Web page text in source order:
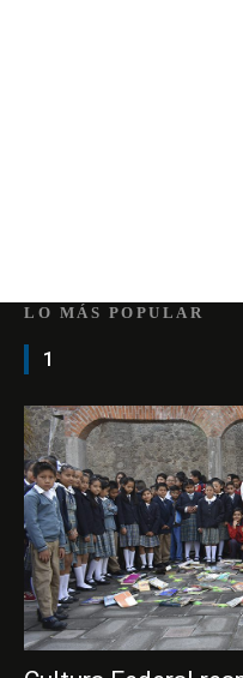
LO MÁS POPULAR
1